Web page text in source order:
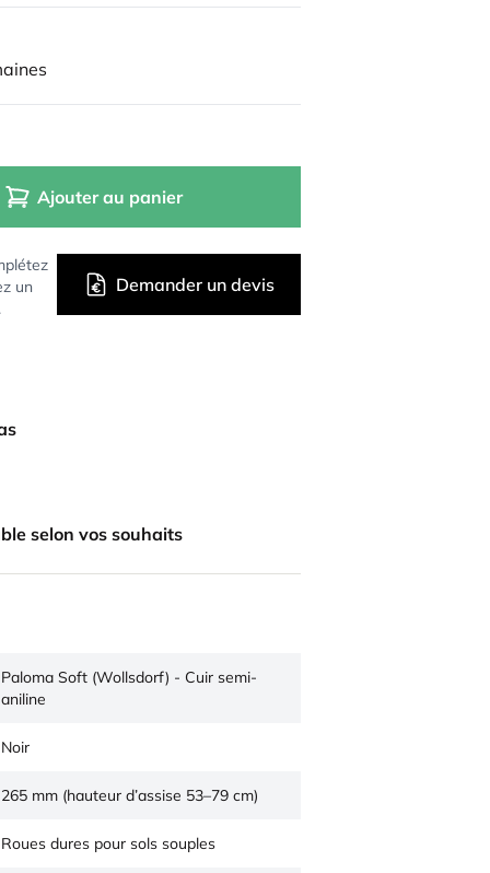
Ajouter au panier
un
Demander un devis
selon vos souhaits
Paloma Soft (Wollsdorf) - Cuir semi-
aniline
Noir
265 mm (hauteur d’assise 53–79 cm)
Roues dures pour sols souples